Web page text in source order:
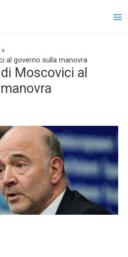
al governo sulla manovra
Moscovici al